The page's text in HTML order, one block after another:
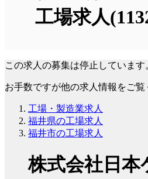
工場求人
この求人の募集は停止しています
お手数ですが他の求人情報をご覧
工場・製造業求人
福井県の工場求人
福井市の工場求人
株式会社日